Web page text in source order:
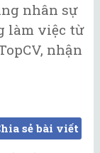
nhân sự
làm việc từ
nhận
sẻ bài viết